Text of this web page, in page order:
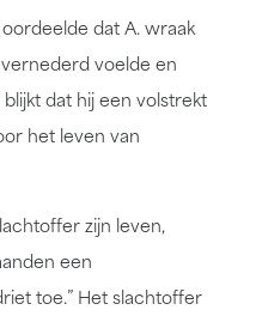
oordeelde dat A. wraak
voelde en
dat hij een volstrekt
het leven van
zijn leven,
een
toe.” Het slachtoffer